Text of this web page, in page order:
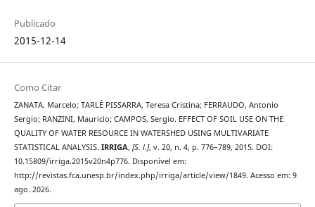
Publicado
2015-12-14
Como Citar
ZANATA, Marcelo; TARLÉ PISSARRA, Teresa Cristina; FERRAUDO, Antonio
Sergio; RANZINI, Mauricio; CAMPOS, Sergio. EFFECT OF SOIL USE ON THE
QUALITY OF WATER RESOURCE IN WATERSHED USING MULTIVARIATE
STATISTICAL ANALYSIS. IRRIGA, [S. l.], v. 20, n. 4, p. 776–789, 2015. DOI:
10.15809/irriga.2015v20n4p776. Disponível em:
http://revistas.fca.unesp.br/index.php/irriga/article/view/1849. Acesso em: 9
ago. 2026.